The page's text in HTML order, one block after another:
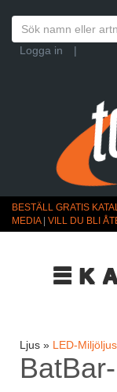
Logga in
|
BESTÄLL GRATIS
MEDIA| VILL DU BLI
Ljus » LED-